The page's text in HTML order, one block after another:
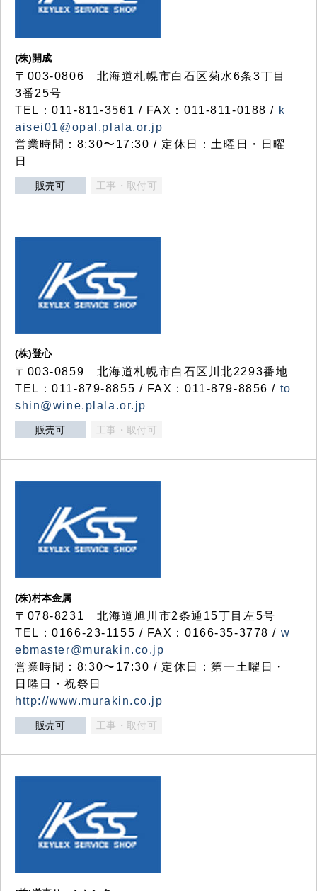
(株)開成
〒003-0806 北海道札幌市白石区菊水6条3丁目
3番25号
TEL：011-811-3561 / FAX：011-811-0188 / k
aisei01@opal.plala.or.jp
営業時間：8:30〜17:30 / 定休日：土曜日・日曜
日
販売可 工事・取付可
(株)登心
〒003-0859 北海道札幌市白石区川北2293番地
TEL：011-879-8855 / FAX：011-879-8856 / to
shin@wine.plala.or.jp
販売可 工事・取付可
(株)村本金属
〒078-8231 北海道旭川市2条通15丁目左5号
TEL：0166-23-1155 / FAX：0166-35-3778 / w
ebmaster@murakin.co.jp
営業時間：8:30〜17:30 / 定休日：第一土曜日・
日曜日・祝祭日
http://www.murakin.co.jp
販売可 工事・取付可